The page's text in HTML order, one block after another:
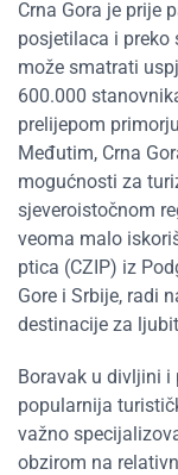
Crna Gora je prije
posjetilaca i preko
može smatrati
600.000
prelijepom
Međutim, Crna
mogućnosti za
sjeveroistočnom
veoma malo
ptica (CZIP) iz
Gore i Srbije, radi
destinacije za
Boravak u divljini
popularnija
važno
obzirom na